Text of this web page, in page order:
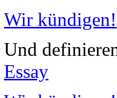
Wir kündigen!
Und
Essay